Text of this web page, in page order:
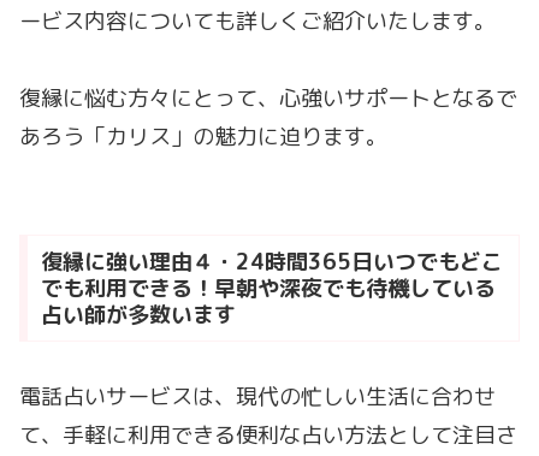
ービス内容についても詳しくご紹介いたします。
復縁に悩む方々にとって、心強いサポートとなるで
あろう「カリス」の魅力に迫ります。
復縁に強い理由４・24時間365日いつでもどこ
でも利用できる！早朝や深夜でも待機している
占い師が多数います
電話占いサービスは、現代の忙しい生活に合わせ
て、手軽に利用できる便利な占い方法として注目さ